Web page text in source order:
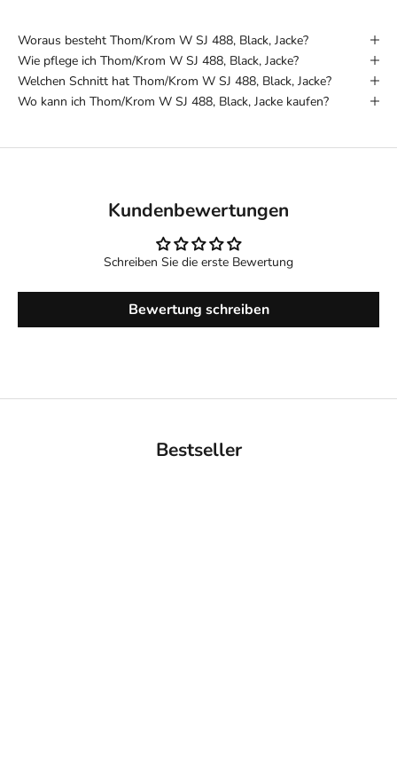
Woraus besteht Thom/Krom W SJ 488, Black, Jacke?
Wie pflege ich Thom/Krom W SJ 488, Black, Jacke?
Welchen Schnitt hat Thom/Krom W SJ 488, Black, Jacke?
Wo kann ich Thom/Krom W SJ 488, Black, Jacke kaufen?
Kundenbewertungen
Schreiben Sie die erste Bewertung
Bewertung schreiben
Bestseller